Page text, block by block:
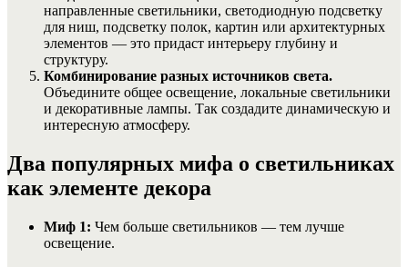
направленные светильники, светодиодную подсветку
для ниш, подсветку полок, картин или архитектурных
элементов — это придаст интерьеру глубину и
структуру.
Комбинирование разных источников света.
Объедините общее освещение, локальные светильники
и декоративные лампы. Так создадите динамическую и
интересную атмосферу.
Два популярных мифа о светильниках
как элементе декора
Миф 1: Чем больше светильников — тем лучше
освещение.